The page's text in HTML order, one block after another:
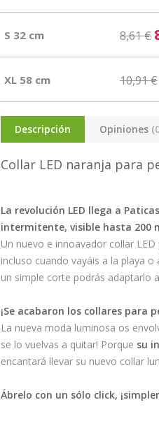
S 32 cm 8,61 €
XL 58 cm 10,91 €
Descripción Opiniones
Collar LED naranja para
La revolución LED llega a Paticas
intermitente, visible hasta 200
Un nuevo e innoavador collar
incluso cuando vayáis a la playa o
un simple corte podrás adaptarlo
¡Se acabaron los collares para
La nueva moda luminosa os
se lo vuelvas a quitar! Porque su
encantará llevar su nuevo collar
Ábrelo con un sólo click,